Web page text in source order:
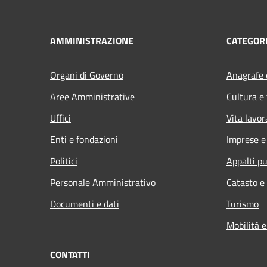
AMMINISTRAZIONE
Organi di Governo
Aree Amministrative
Uffici
Enti e fondazioni
Politici
Personale Amministrativo
Documenti e dati
Cultura
Vita
Imprese
Appalti
Catasto
Turismo
Mobilità
CONTATTI